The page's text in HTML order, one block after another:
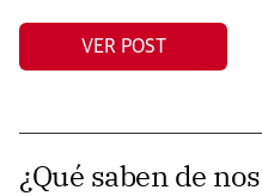
VER POST
¿Qué saben de